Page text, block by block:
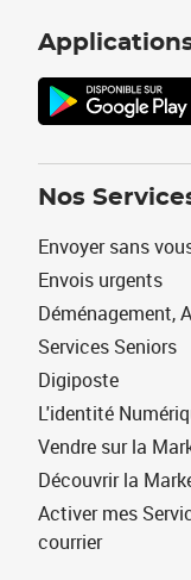
Nos
Envoyer sans
Envois urgents
Déménagement,
Services Seniors
Digiposte
L'identité
Vendre sur la
Découvrir la
Activer mes
courrier